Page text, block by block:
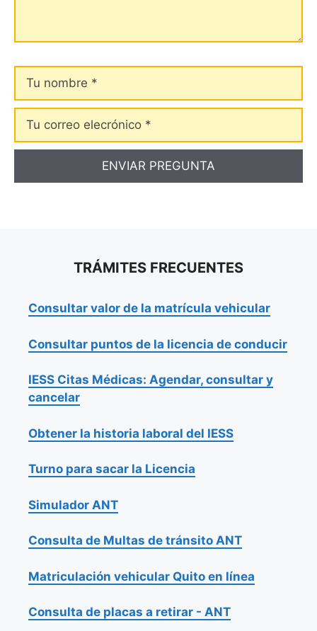
nombre
Tu
correo
elecrónico
TRÁMITES FRECUENTES
Consultar valor de la matrícula vehicular
Consultar puntos de la licencia de conducir
IESS Citas Médicas: Agendar, consultar y
cancelar
Obtener la historia laboral del IESS
Turno para sacar la Licencia
Simulador ANT
Consulta de Multas de tránsito ANT
Matriculación vehicular Quito en línea
Consulta de placas a retirar - ANT